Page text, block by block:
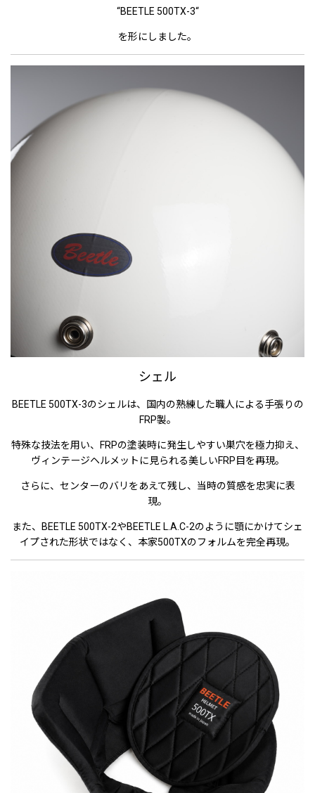
“BEETLE 500TX-3“
を形にしました。
シェル
BEETLE 500TX-3のシェルは、国内の熟練した職人による手張りの
FRP製。
特殊な技法を用い、FRPの塗装時に発生しやすい巣穴を極力抑え、
ヴィンテージヘルメットに見られる美しいFRP目を再現。
さらに、センターのバリをあえて残し、当時の質感を忠実に表
現。
また、BEETLE 500TX-2やBEETLE L.A.C-2のように顎にかけてシェ
イプされた形状ではなく、本家500TXのフォルムを完全再現。